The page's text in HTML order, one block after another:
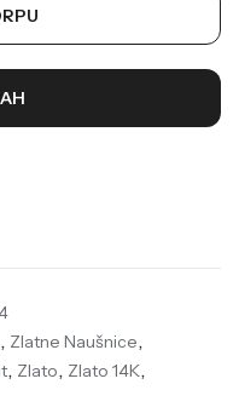
, Zlatne Naušnice,
, Zlato, Zlato 14K,